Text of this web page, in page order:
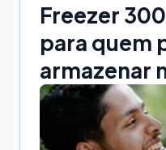
Freezer
para quem
armazenar